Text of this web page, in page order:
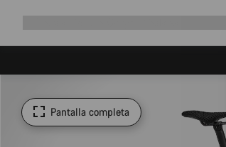
Pantalla completa